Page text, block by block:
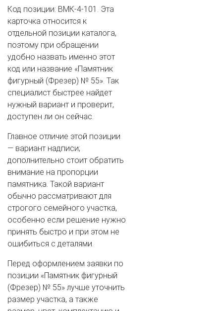
Cогласиие на обработку персональных данных
Код позиции: ВМК-4-101. Эта
карточка относится к
отдельной позиции каталога,
поэтому при обращении
удобно назвать именно этот
код или название «Памятник
фигурный (Фрезер) № 55». Так
специалист быстрее найдет
нужный вариант и проверит,
доступен ли он сейчас.
Главное отличие этой позиции
— вариант надписи;
дополнительно стоит обратить
внимание на пропорции
памятника. Такой вариант
обычно рассматривают для
строгого семейного участка,
особенно если решение нужно
принять быстро и при этом не
ошибиться с деталями.
Перед оформлением заявки по
позиции «Памятник фигурный
(Фрезер) № 55» лучше уточнить
размер участка, а также